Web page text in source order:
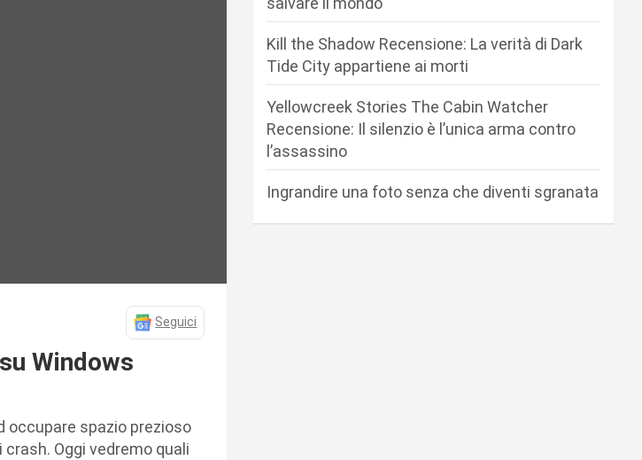
Seguici
Windows
occupare spazio prezioso
Oggi vedremo quali
Kill the Shadow Recensione: La verità di Dark
Tide City appartiene ai morti
Yellowcreek Stories The Cabin Watcher
Recensione: Il silenzio è l’unica arma contro
l’assassino
Ingrandire una foto senza che diventi sgranata